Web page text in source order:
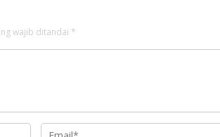
wajib ditandai *